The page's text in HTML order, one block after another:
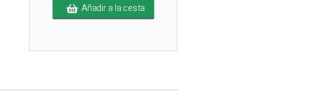
Añadir a la cesta